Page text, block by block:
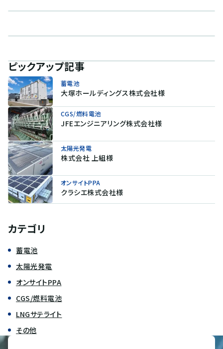
ピックアップ記事
蓄電池
大塚ホールディングス株式会社様
CGS/燃料電池
JFEエンジニアリング株式会社様
太陽光発電
株式会社 上組様
オンサイトPPA
クラシエ株式会社様
カテゴリ
蓄電池
太陽光発電
オンサイトPPA
CGS/燃料電池
LNGサテライト
その他